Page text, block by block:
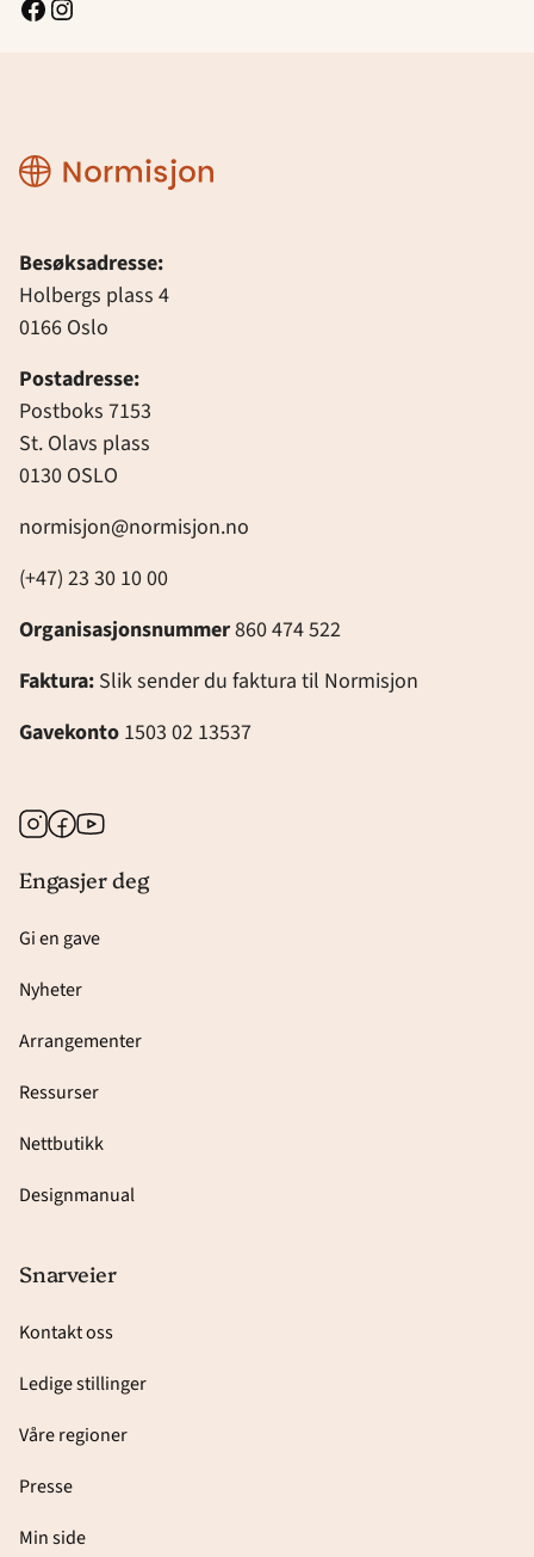
Normisjon
Besøksadresse:
Holbergs plass 4
0166 Oslo
Postadresse:
Postboks 7153
St. Olavs plass
0130 OSLO
normisjon@normisjon.no
(+47) 23 30 10 00
Organisasjonsnummer860 474 522
Faktura: Slik sender du faktura til Normisjon
Gavekonto 1503 02 13537
Instagram
Facebook
Youtube
Engasjer deg
Gi en gave
Nyheter
Arrangementer
Ressurser
Nettbutikk
Designmanual
Snarveier
Kontakt oss
Ledige stillinger
Våre regioner
Presse
Min side